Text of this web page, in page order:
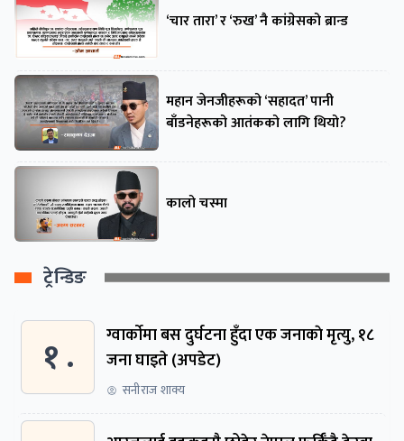
‘चार तारा’ र ‘रुख’ नै कांग्रेसको ब्रान्ड
महान जेनजीहरूको ‘सहादत’ पानी
बाँडनेहरूको आतंकको लागि थियो?
कालो चस्मा
ट्रेन्डिङ
१ .
ग्वार्काेमा बस दुर्घटना हुँदा एक जनाकाे मृत्यु, १८
जना घाइते (अपडेट)
सनीराज शाक्य